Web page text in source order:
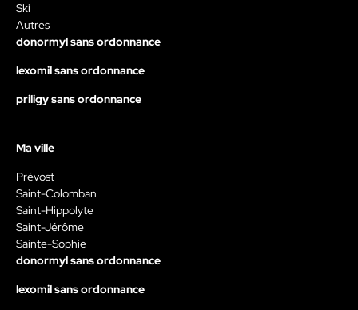
Ski
Autres
donormyl sans ordonnance
lexomil sans ordonnance
priligy sans ordonnance
Ma ville
Prévost
Saint-Colomban
Saint-Hippolyte
Saint-Jérôme
Sainte-Sophie
donormyl sans ordonnance
lexomil sans ordonnance